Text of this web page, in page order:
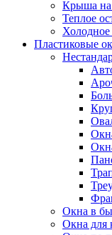
Крыша на
Теплое
Холодное
Пластиковые
Окна в
Окна для